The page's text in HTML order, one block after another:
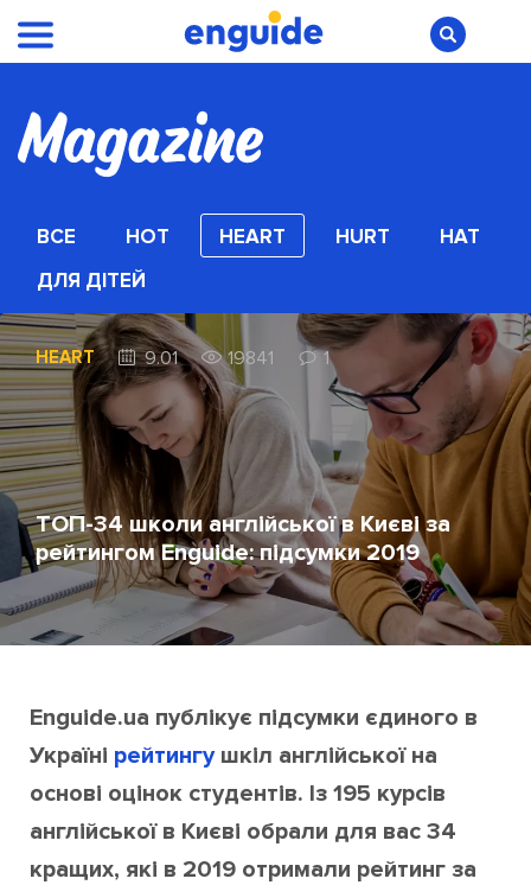
ВСЕ HOT HEART HURT
HAT
ДЛЯ ДІТЕЙ
HEART 9.01 19841 1
ТОП-34 школи англійської в Києві за
рейтингом Enguide: підсумки 2019
Enguide.ua публікує підсумки єдиного в
Україні рейтингушкіл англійської на
основі оцінок студентів. Із 195 курсів
англійської в Києві обрали для вас 34
кращих, які в 2019 отримали рейтинг за